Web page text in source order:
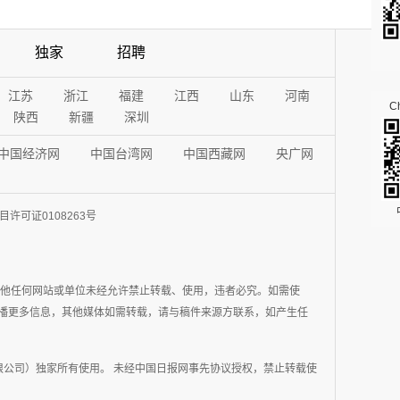
独家 招聘
江苏 浙江 福建 江西 山东
河南
陕西
新疆 深圳
国经济网 中国台湾网 中国西藏网 央广网
许可证0108263号
任何网站或单位未经允许禁止转载、使用，违者必究。如需使
多信息，其他媒体如需转载，请与稿件来源方联系，如产生任
司）独家所有使用。 未经中国日报网事先协议授权，禁止转载使